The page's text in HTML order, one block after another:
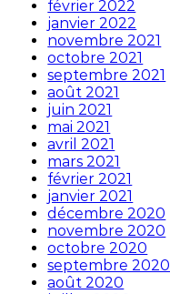
février 2022
janvier 2022
novembre 2021
octobre 2021
septembre 2021
août 2021
juin 2021
mai 2021
avril 2021
mars 2021
février 2021
janvier 2021
décembre 2020
novembre 2020
octobre 2020
septembre 2020
août 2020